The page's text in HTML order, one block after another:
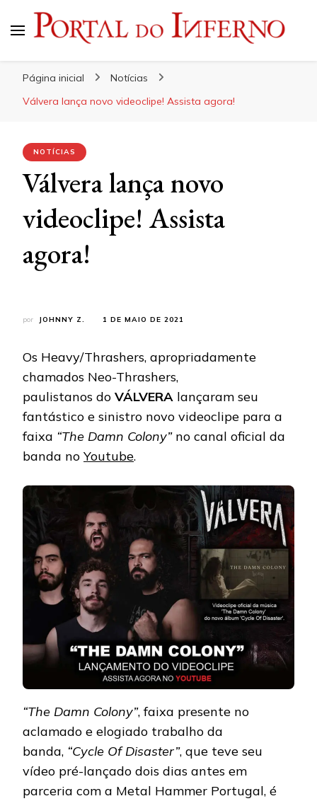
Página inicial
Notícias
Válvera lança novo videoclipe! Assista agora!
NOTÍCIAS
Válvera lança novo
videoclipe! Assista
agora!
por JOHNNY Z. 1 DE MAIO DE 2021
Os Heavy/Thrashers, apropriadamente
chamados Neo-Thrashers,
paulistanos do VÁLVERA lançaram seu
fantástico e sinistro novo videoclipe para a
faixa “The Damn Colony”no canal oficial da
banda no Youtube.
“The Damn Colony”, faixa presente no
aclamado e elogiado trabalho da
banda, “Cycle Of Disaster”, que teve seu
vídeo pré-lançado dois dias antes em
parceria com a Metal Hammer Portugal, é